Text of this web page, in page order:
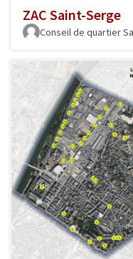
ZAC Saint-Serge
Conseil de quartier